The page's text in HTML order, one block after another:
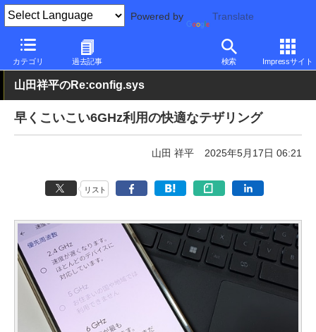
Powered by Translate
カテゴリ 過去記事 検索 Impressサイト
PC Watch パソコン/タブレット/スマートフォン スマートフォン
山田祥平のRe:config.sys
早くこいこい6GHz利用の快適なテザリング
山田 祥平 2025年5月17日 06:21
リスト